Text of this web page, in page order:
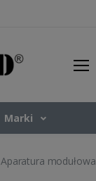
Marki
Aparatura modułowa